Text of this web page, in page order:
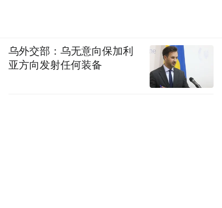
乌外交部：乌无意向保加利
亚方向发射任何装备